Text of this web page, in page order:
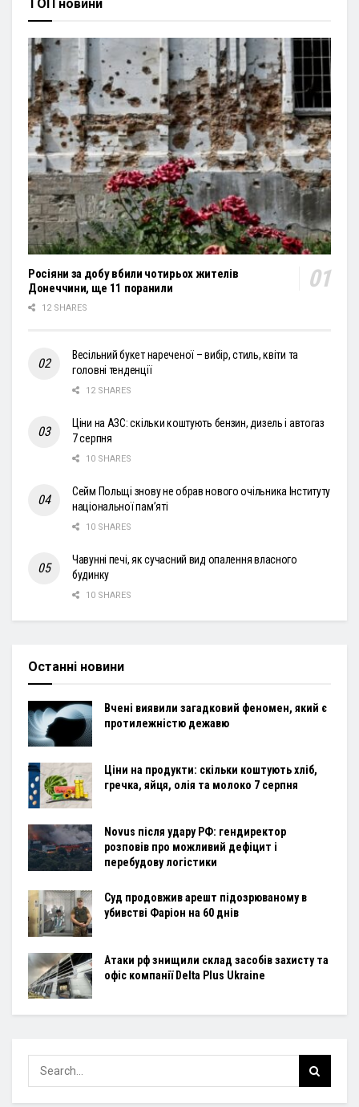
ТОП новини
Росіяни за добу вбили чотирьох жителів
Донеччини, ще 11 поранили
12 SHARES
Весільний букет нареченої – вибір, стиль, квіти та
головні тенденції
12 SHARES
Ціни на АЗС: скільки коштують бензин, дизель і автогаз
7 серпня
10 SHARES
Сейм Польщі знову не обрав нового очільника Інституту
національної пам’яті
10 SHARES
Чавунні печі, як сучасний вид опалення власного
будинку
10 SHARES
Останні новини
Вчені виявили загадковий феномен, який є
протилежністю дежавю
Ціни на продукти: скільки коштують хліб,
гречка, яйця, олія та молоко 7 серпня
Novus після удару РФ: гендиректор
розповів про можливий дефіцит і
перебудову логістики
Суд продовжив арешт підозрюваному в
убивстві Фаріон на 60 днів
Атаки рф знищили склад засобів захисту та
офіс компанії Delta Plus Ukraine